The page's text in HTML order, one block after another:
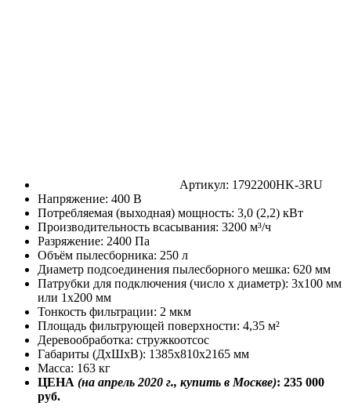
Артикул: 1792200HK-3RU
Напряжение: 400 В
Потребляемая (выходная) мощность: 3,0 (2,2) кВт
Производительность всасывания: 3200 м³/ч
Разряжение: 2400 Па
Объём пылесборника: 250 л
Диаметр подсоединения пылесборного мешка: 620 мм
Патрубки для подключения (число х диаметр): 3х100 мм
или 1х200 мм
Тонкость фильтрации: 2 мкм
Площадь фильтрующей поверхности: 4,35 м²
Деревообработка: стружкоотсос
Габариты (ДхШхВ): 1385х810х2165 мм
Масса: 163 кг
ЦЕНА (на апрель 2020 г., купить в Москве): 235 000
руб.